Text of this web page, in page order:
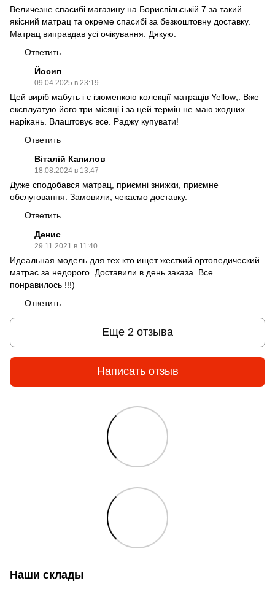
Величезне спасибі магазину на Бориспільській 7 за такий
якісний матрац та окреме спасибі за безкоштовну доставку.
Матрац виправдав усі очікування. Дякую.
Ответить
Йосип
09.04.2025 в 23:19
Цей виріб мабуть і є ізюменкою колекції матраців Yellow;. Вже
експлуатую його три місяці і за цей термін не маю жодних
нарікань. Влаштовує все. Раджу купувати!
Ответить
Віталій Капилов
18.08.2024 в 13:47
Дуже сподобався матрац, приємні знижки, приємне
обслуговання. Замовили, чекаємо доставку.
Ответить
Денис
29.11.2021 в 11:40
Идеальная модель для тех кто ищет жесткий ортопедический
матрас за недорого. Доставили в день заказа. Все
понравилось !!!)
Ответить
Еще 2 отзыва
Написать отзыв
Наши склады